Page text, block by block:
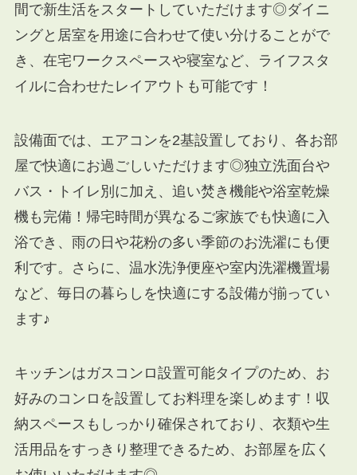
間で新生活をスタートしていただけます◎ダイニ
ングと居室を用途に合わせて使い分けることがで
き、在宅ワークスペースや寝室など、ライフスタ
イルに合わせたレイアウトも可能です！
設備面では、エアコンを2基設置しており、各お部
屋で快適にお過ごしいただけます◎独立洗面台や
バス・トイレ別に加え、追い焚き機能や浴室乾燥
機も完備！帰宅時間が異なるご家族でも快適に入
浴でき、雨の日や花粉の多い季節のお洗濯にも便
利です。さらに、温水洗浄便座や室内洗濯機置場
など、毎日の暮らしを快適にする設備が揃ってい
ます♪
キッチンはガスコンロ設置可能タイプのため、お
好みのコンロを設置してお料理を楽しめます！収
納スペースもしっかり確保されており、衣類や生
活用品をすっきり整理できるため、お部屋を広く